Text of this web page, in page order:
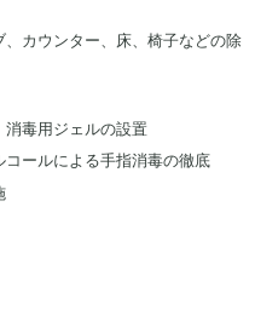
カウンター、床、椅子などの除
毒用ジェルの設置
ールによる手指消毒の徹底